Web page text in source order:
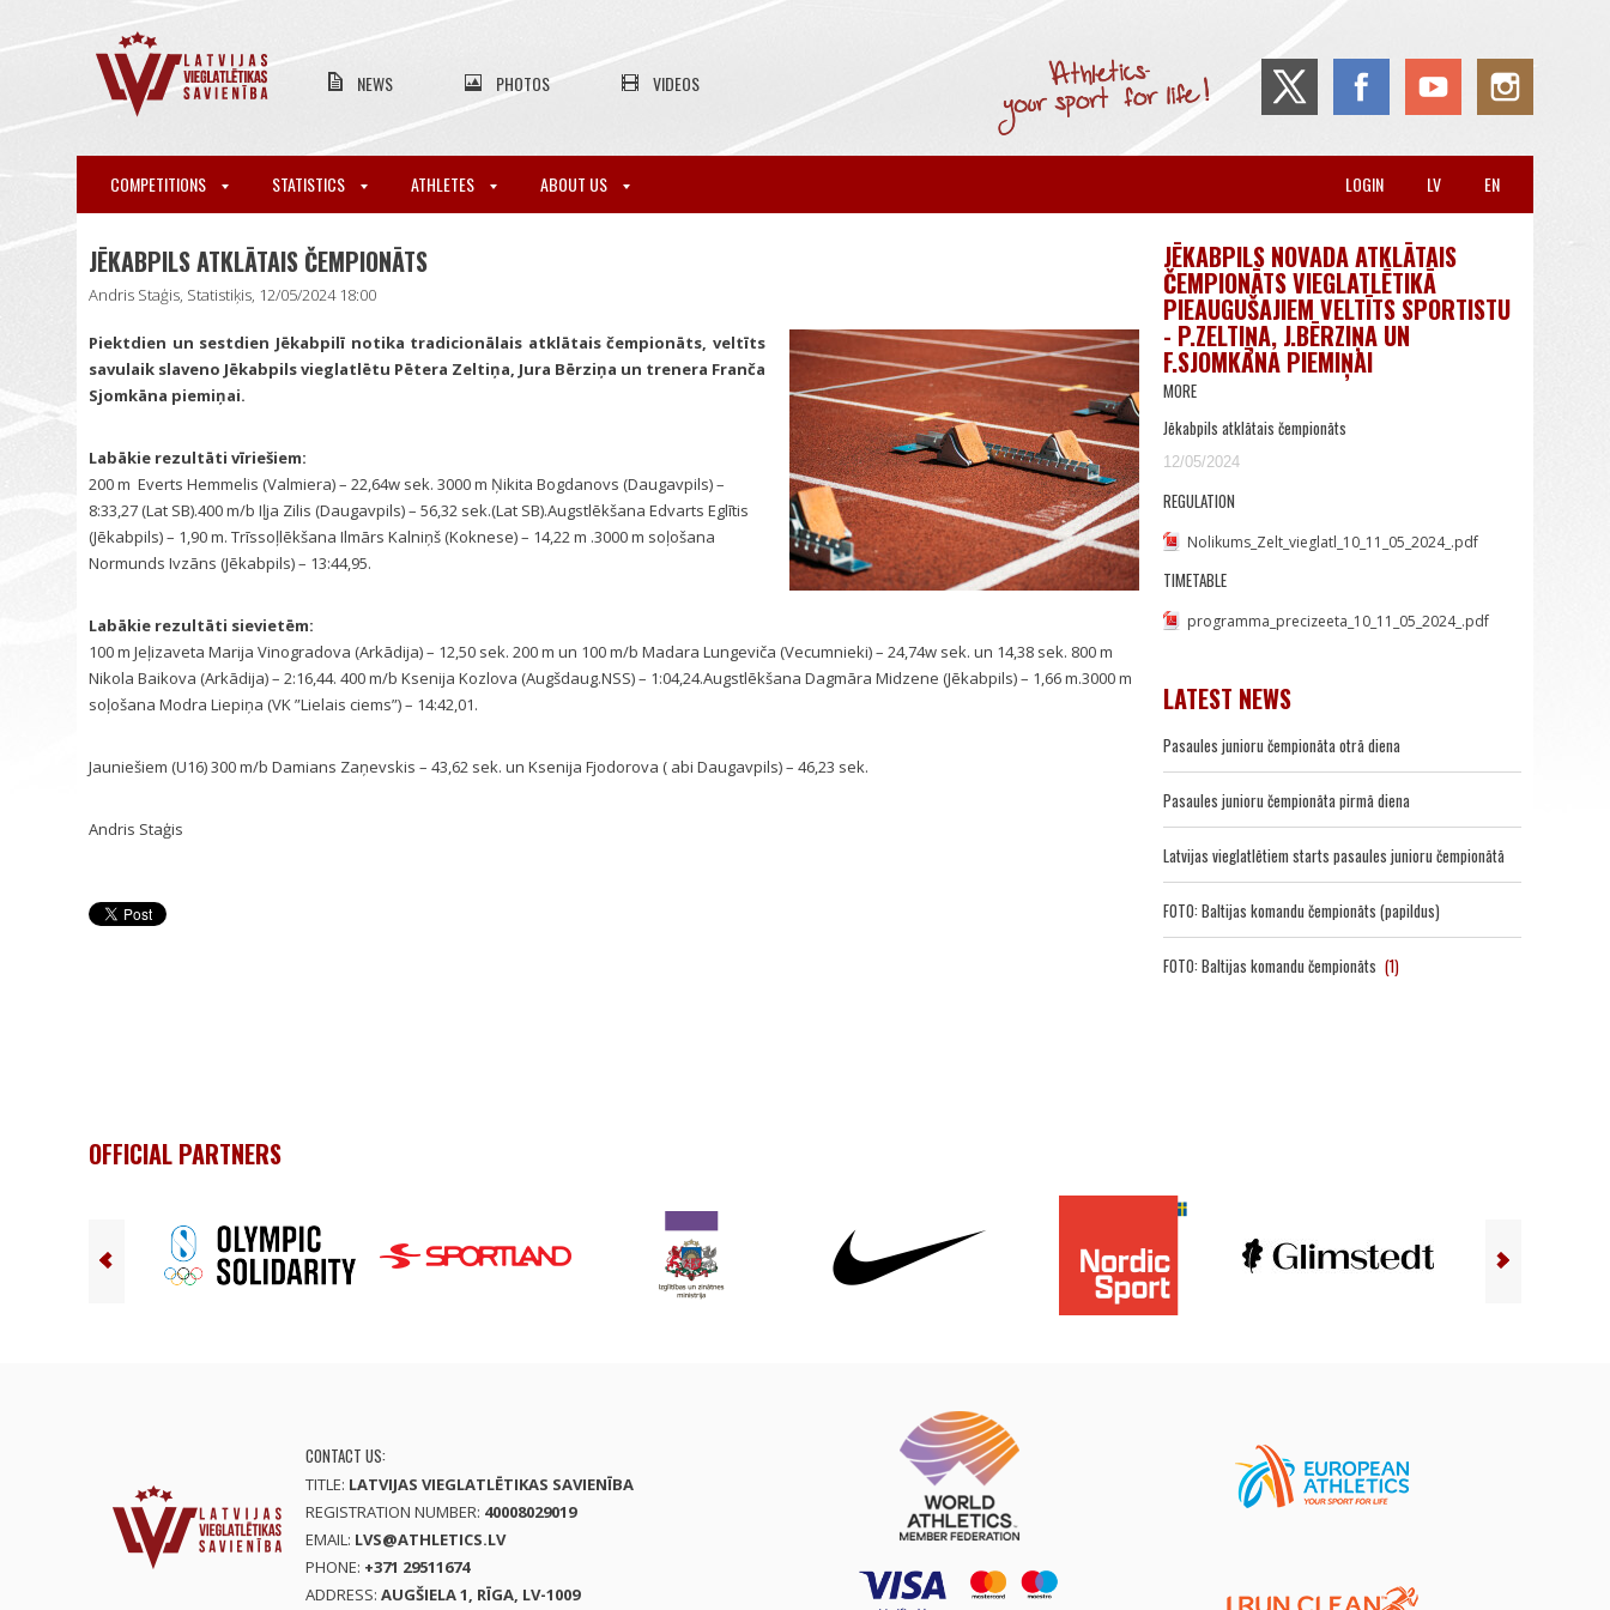
NEWS PHOTOS VIDEOS
COMPETITIONS STATISTICS ATHLETES ABOUT US EN
LV
LOGIN
JĒKABPILS ATKLĀTAIS ČEMPIONĀTS
Andris Staģis, Statistiķis, 12/05/2024 18:00
Piektdien un sestdien Jēkabpilī notika tradicionālais atklātais čempionāts, veltīts
savulaik slaveno Jēkabpils vieglatlētu Pētera Zeltiņa, Jura Bērziņa un trenera Franča
Sjomkāna piemiņai.
Labākie rezultāti vīriešiem:
200 m Everts Hemmelis (Valmiera) – 22,64w sek. 3000 m Ņikita Bogdanovs (Daugavpils) –
8:33,27 (Lat SB).400 m/b Iļja Zilis (Daugavpils) – 56,32 sek.(Lat SB).Augstlēkšana Edvarts Eglītis
(Jēkabpils) – 1,90 m. Trīssoļlēkšana Ilmārs Kalniņš (Koknese) – 14,22 m .3000 m soļošana
Normunds Ivzāns (Jēkabpils) – 13:44,95.
Labākie rezultāti sievietēm:
100 m Jeļizaveta Marija Vinogradova (Arkādija) – 12,50 sek. 200 m un 100 m/b Madara Lungeviča (Vecumnieki) – 24,74w sek. un 14,38 sek. 800 m
Nikola Baikova (Arkādija) – 2:16,44. 400 m/b Ksenija Kozlova (Augšdaug.NSS) – 1:04,24.Augstlēkšana Dagmāra Midzene (Jēkabpils) – 1,66 m.3000 m
soļošana Modra Liepiņa (VK ”Lielais ciems”) – 14:42,01.
Jauniešiem (U16) 300 m/b Damians Zaņevskis – 43,62 sek. un Ksenija Fjodorova ( abi Daugavpils) – 46,23 sek.
Andris Staģis
JĒKABPILS NOVADA ATKLĀTAIS
ČEMPIONĀTS VIEGLATLĒTIKĀ
PIEAUGUŠAJIEM VELTĪTS SPORTISTU
- P.ZELTIŅA, J.BĒRZIŅA UN
F.SJOMKĀNA PIEMIŅAI
MORE
Jēkabpils atklātais čempionāts
12/05/2024
REGULATION
Nolikums_Zelt_vieglatl_10_11_05_2024_.pdf
TIMETABLE
programma_precizeeta_10_11_05_2024_.pdf
LATEST NEWS
Pasaules junioru čempionāta otrā diena
Pasaules junioru čempionāta pirmā diena
Latvijas vieglatlētiem starts pasaules junioru čempionātā
FOTO: Baltijas komandu čempionāts (papildus)
FOTO: Baltijas komandu čempionāts (1)
OFFICIAL PARTNERS
CONTACT US:
TITLE: LATVIJAS VIEGLATLĒTIKAS SAVIENĪBA
REGISTRATION NUMBER: 40008029019
EMAIL: LVS@ATHLETICS.LV
PHONE: +371 29511674
ADDRESS: AUGŠIELA 1, RĪGA, LV-1009